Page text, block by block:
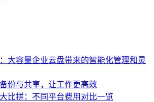
大容量企业云盘带来的智能化管理和灵
份与共享，让工作更高效
比拼：不同平台费用对比一览